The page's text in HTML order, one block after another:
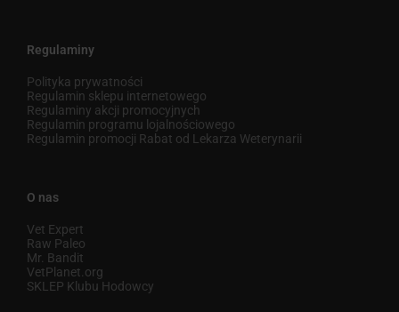
Regulaminy
Polityka prywatności
Regulamin sklepu internetowego
Regulaminy akcji promocyjnych
Regulamin programu lojalnościowego
Regulamin promocji Rabat od Lekarza Weterynarii
O nas
Vet Expert
Raw Paleo
Mr. Bandit
VetPlanet.org
SKLEP Klubu Hodowcy